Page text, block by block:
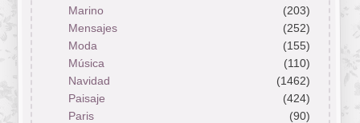
Marino
(203)
Mensajes
(252)
Moda
(155)
Música
(110)
Navidad
(1462)
Paisaje
(424)
Paris
(90)